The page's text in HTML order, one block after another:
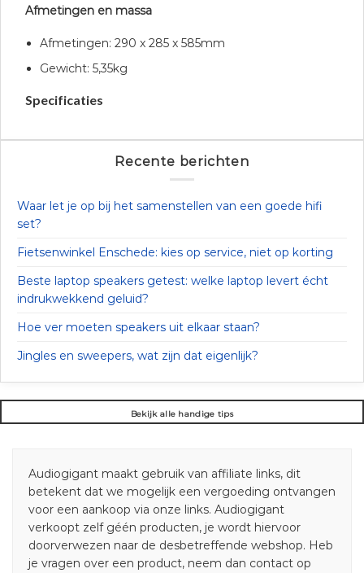
Afmetingen en massa
Afmetingen: 290 x 285 x 585mm
Gewicht: 5,35kg
Specificaties
Recente berichten
Waar let je op bij het samenstellen van een goede hifi
set?
Fietsenwinkel Enschede: kies op service, niet op korting
Beste laptop speakers getest: welke laptop levert écht
indrukwekkend geluid?
Hoe ver moeten speakers uit elkaar staan?
Jingles en sweepers, wat zijn dat eigenlijk?
Bekijk alle handige tips
Audiogigant maakt gebruik van affiliate links, dit
betekent dat we mogelijk een vergoeding ontvangen
voor een aankoop via onze links. Audiogigant
verkoopt zelf géén producten, je wordt hiervoor
doorverwezen naar de desbetreffende webshop. Heb
je vragen over een product, neem dan contact op